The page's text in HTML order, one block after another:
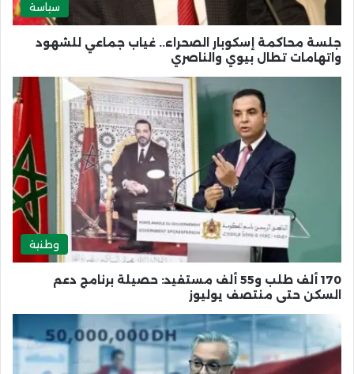
سياسة
جلسة محاكمة إسكوبار الصحراء.. غياب جماعي للشهود
واتهامات تطال بيوي والناصري
وطنية
170 ألف طلب و55 ألف مستفيد: حصيلة برنامج دعم
السكن حتى منتصف يوليوز